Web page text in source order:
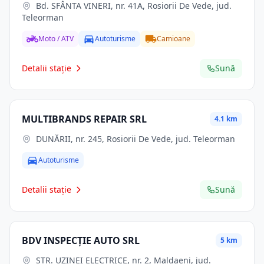
Teleorman
Moto / ATV Autoturisme Camioane
Detalii stație Sună
MULTIBRANDS REPAIR SRL 4.1 km
DUNĂRII, nr. 245, Rosiorii De Vede, jud. Teleorman
Autoturisme
Detalii stație Sună
BDV INSPECŢIE AUTO SRL 5 km